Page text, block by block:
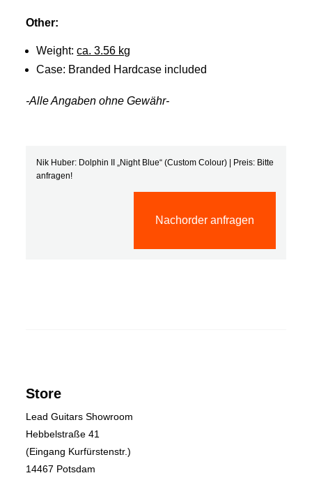
Other:
Weight:ca. 3.56 kg
Case: Branded Hardcase included
-Alle Angaben ohne Gewähr-
Nik Huber: Dolphin II „Night Blue“ (Custom Colour) | Preis: Bitte
anfragen!
Nachorder anfragen
Store
Lead Guitars Showroom
Hebbelstraße 41
(Eingang Kurfürstenstr.)
14467 Potsdam